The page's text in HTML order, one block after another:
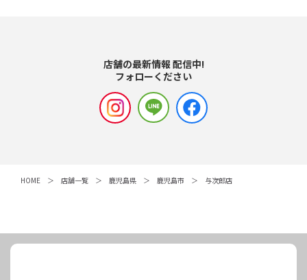
店舗の最新情報 配信中!
フォローください
HOME 店舗一覧 鹿児島県 鹿児島市 与次郎店